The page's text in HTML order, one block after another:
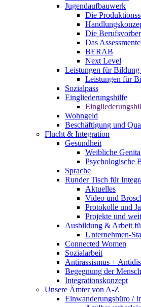
Jugendaufbauwerk
Die
Die
Das
BERAB
Next Level
Leistungen für Bildung
Leistungen für
Sozialpass
Eingliederungshilfe
Wohngeld
Beschäftigung und
Flucht & Integration
Gesundheit
Weibliche
Psychologische
Sprache
Runder Tisch für
Aktuelles
Video und
Protokolle und
Projekte und
Ausbildung & Arbeit
Unternehmen-
Connected Women
Sozialarbeit
Antirassismus +
Begegnung der
Integrationskonzept
Unsere Ämter von A-Z
Einwanderungsbüro /